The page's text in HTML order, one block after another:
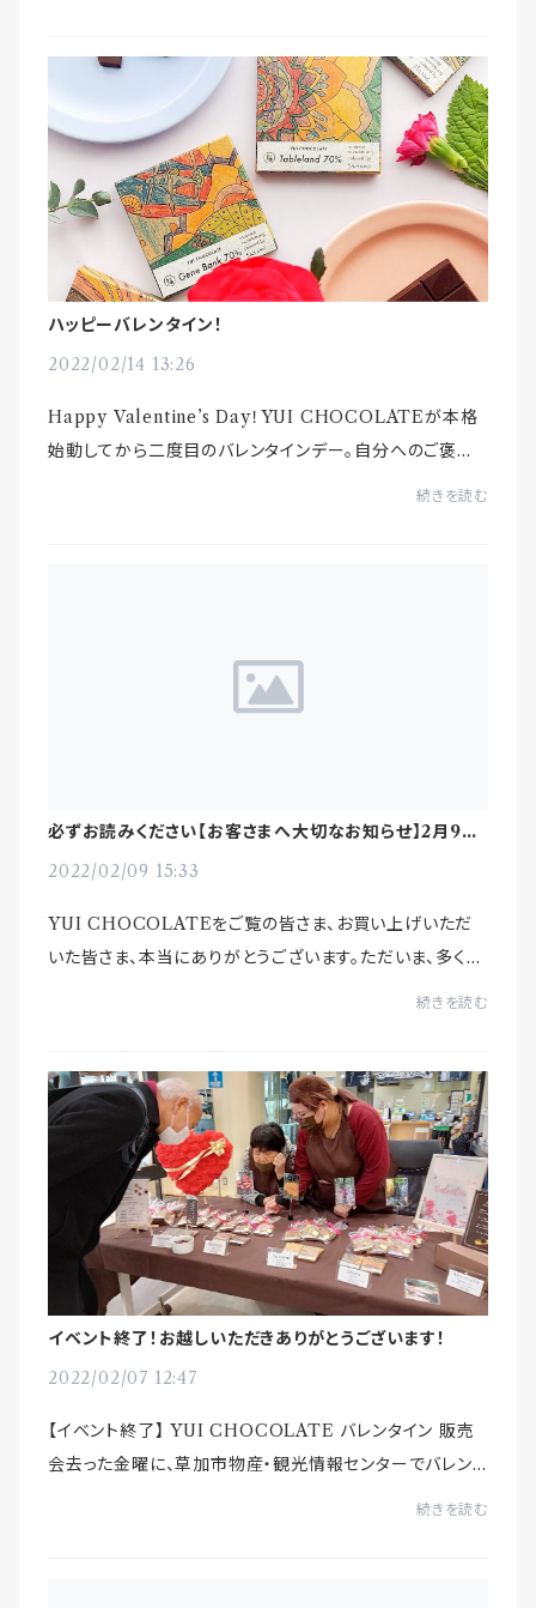
ハッピーバレンタイン！
2022/02/14 13:26
Happy Valentine’s Day！YUI CHOCOLATEが本格
始動してから二度目のバレンタインデー。自分へのご褒美
続きを読む
必ずお読みください【お客さまへ大切なお知らせ】2月9日
2022/02/09 15:33
YUI CHOCOLATEをご覧の皆さま、お買い上げいただ
いた皆さま、本当にありがとうございます。ただいま、多くの
お客さまからご注文やお問い合わせがあり、順次対応させ
続きを読む
イベント終了！お越しいただきありがとうございます！
2022/02/07 12:47
【イベント終了】 YUI CHOCOLATE バレンタイン 販売
会去った金曜に、草加市物産・観光情報センターでバレンタ
イン販売会を行いました。お越しいただいた皆さま、本当に
続きを読む